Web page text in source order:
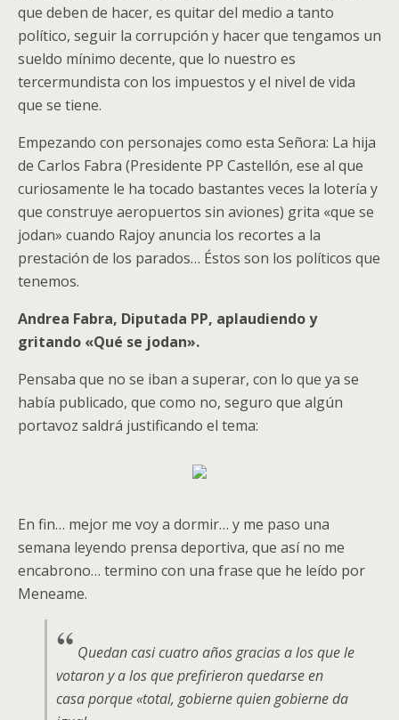
que deben de hacer, es quitar del medio a tanto
político, seguir la corrupción y hacer que tengamos un
sueldo mínimo decente, que lo nuestro es
tercermundista con los impuestos y el nivel de vida
que se tiene.
Empezando con personajes como esta Señora: La hija
de Carlos Fabra (Presidente PP Castellón, ese al que
curiosamente le ha tocado bastantes veces la lotería y
que construye aeropuertos sin aviones) grita «que se
jodan» cuando Rajoy anuncia los recortes a la
prestación de los parados… Éstos son los políticos que
tenemos.
Andrea Fabra, Diputada PP, aplaudiendo y
gritando «Qué se jodan».
Pensaba que no se iban a superar, con lo que ya se
había publicado, que como no, seguro que algún
portavoz saldrá justificando el tema:
En fin… mejor me voy a dormir… y me paso una
semana leyendo prensa deportiva, que así no me
encabrono… termino con una frase que he leído por
Meneame.
Quedan casi cuatro años gracias a los que le
votaron y a los que prefirieron quedarse en
casa porque «total, gobierne quien gobierne da